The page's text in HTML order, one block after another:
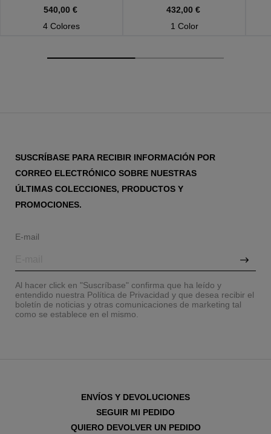
OV5611SU 181353
540,00 €
4 Colores
5035P2
432,00 €
1 Color
SUSCRÍBASE PARA RECIBIR INFORMACIÓN POR
CORREO ELECTRÓNICO SOBRE NUESTRAS
ÚLTIMAS COLECCIONES, PRODUCTOS Y
PROMOCIONES.
E-mail
Al hacer click en "Suscríbase" confirma que ha leído y
entendido nuestra Política de Privacidad y que desea recibir el
boletín de noticias y otras comunicaciones de marketing tal
como se establece en el mismo.
ENVÍOS Y DEVOLUCIONES
SEGUIR MI PEDIDO
QUIERO DEVOLVER UN PEDIDO